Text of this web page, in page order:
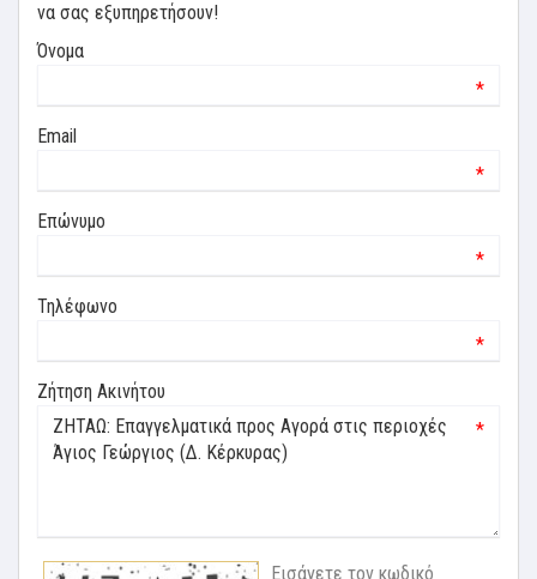
να σας εξυπηρετήσουν!
Όνομα
*
Email
*
Επώνυμο
*
Τηλέφωνο
*
Ζήτηση Ακινήτου
*
Εισάγετε τον κωδικό